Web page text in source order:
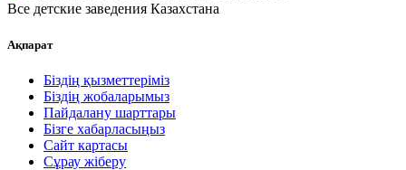
Все детские заведения Казахстана
Ақпарат
Біздің қызметтеріміз
Біздің жобаларымыз
Пайдалану шарттары
Бізге хабарласыңыз
Сайт картасы
Сұрау жіберу